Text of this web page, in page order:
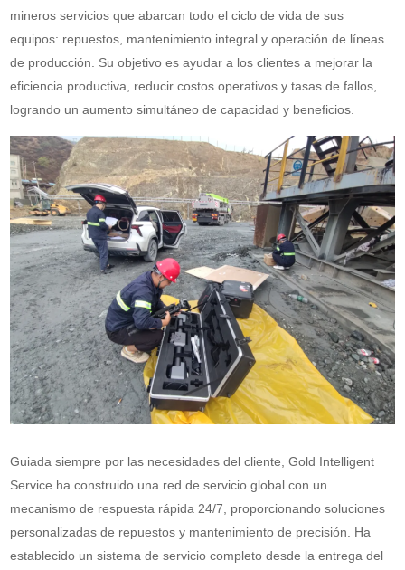
mineros servicios que abarcan todo el ciclo de vida de sus
equipos: repuestos, mantenimiento integral y operación de líneas
de producción. Su objetivo es ayudar a los clientes a mejorar la
eficiencia productiva, reducir costos operativos y tasas de fallos,
logrando un aumento simultáneo de capacidad y beneficios.
Guiada siempre por las necesidades del cliente, Gold Intelligent
Service ha construido una red de servicio global con un
mecanismo de respuesta rápida 24/7, proporcionando soluciones
personalizadas de repuestos y mantenimiento de precisión. Ha
establecido un sistema de servicio completo desde la entrega del